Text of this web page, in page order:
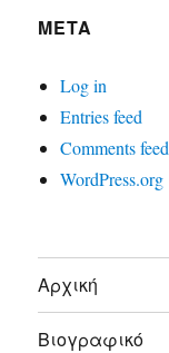
META
Log in
Entries feed
Comments feed
WordPress.org
Αρχική
Βιογραφικό